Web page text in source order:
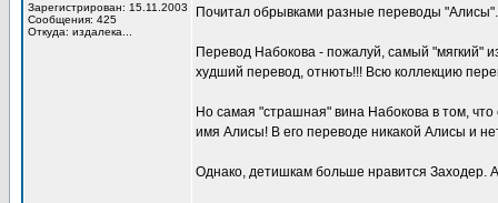
Зарегистрирован: 15.11.2003
Сообщения: 425
Откуда: издалека...
Почитал обрывками разные переводы
Перевод Набокова - пожалуй, самый "мягкий"
худший перевод, отнють!!! Всю коллекцию
Но самая "страшная" вина Набокова в том,
имя Алисы! В его переводе никакой Алисы и
Однако, детишкам больше нравится Заходер.